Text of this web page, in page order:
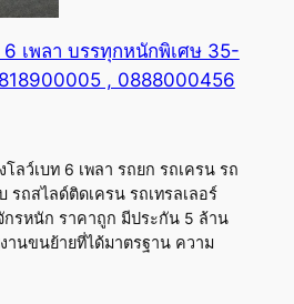
6 เพลา บรรทุกหนักพิเศษ 35-
, 0888000456
โลว์เบท 6 เพลา รถยก รถเครน รถ
รถสไลด์ติดเครน รถเทรลเลอร์
กรหนัก ราคาถูก มีประกัน 5 ล้าน
านขนย้ายที่ได้มาตรฐาน ความ